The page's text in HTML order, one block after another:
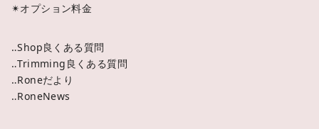
✴︎オプション料金
‥Shop良くある質問
‥Trimming良くある質問
‥Roneだより
‥RoneNews